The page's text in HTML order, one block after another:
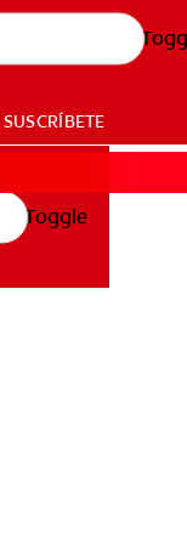
SUSCRÍBETE
Toggle